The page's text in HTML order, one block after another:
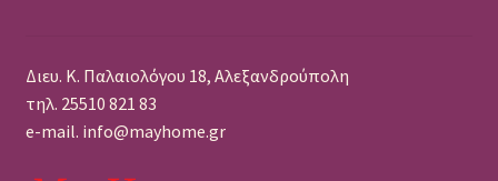
Διευ. Κ. Παλαιολόγου 18, Αλεξανδρούπολη
τηλ. 25510 821 83
e-mail. info@mayhome.gr